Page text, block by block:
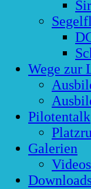
Wege zur
Pilotentalk
Galerien
Videos